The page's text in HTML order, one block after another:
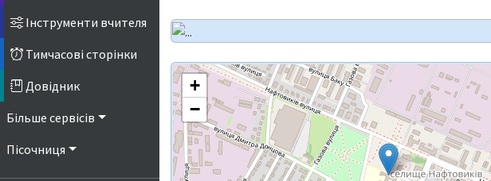
Інструменти вчителя
Тимчасові сторінки
Довідник
Більше сервісів
Пісочниця
+
−